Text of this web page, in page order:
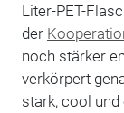
Liter-PET-
der
noch stärker
verkörpert
stark, cool und